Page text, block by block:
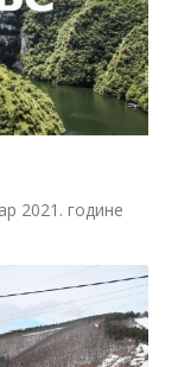
2021. године